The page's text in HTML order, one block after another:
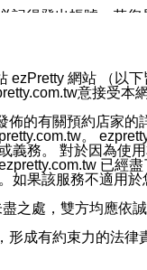
得登出帳號。若
您參考。您能依
。
足以下三個條件者
網站 （以
意接受本
的有關預約店家的
。
務。 對於因為使
已經
果該服務不適用於
之處，雙方均應依
成有約束力的法